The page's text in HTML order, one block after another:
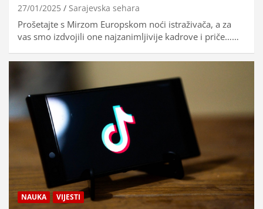
27/01/2025 Sarajevska sehara
Prošetajte s Mirzom Europskom noći istraživača, a za
vas smo izdvojili one najzanimljivije kadrove i priče……
NAUKA VIJESTI